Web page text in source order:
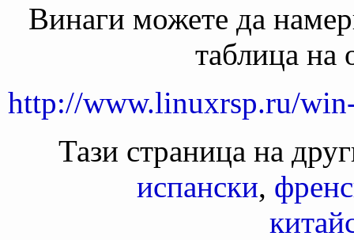
Винаги можете да
таблица на
http://www.linuxrsp.ru/
Тази страница на
испански,